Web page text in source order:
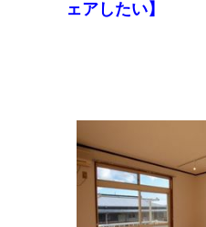
ェアしたい】